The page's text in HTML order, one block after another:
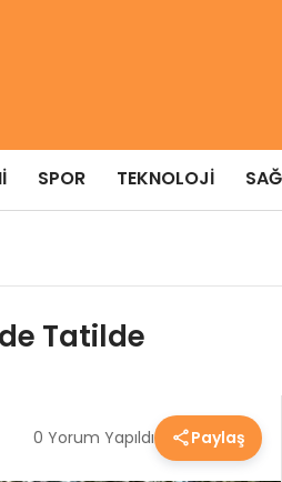
SPOR TEKNOLOJI
Tatilde
0 Yorum Yapıldı Paylaş